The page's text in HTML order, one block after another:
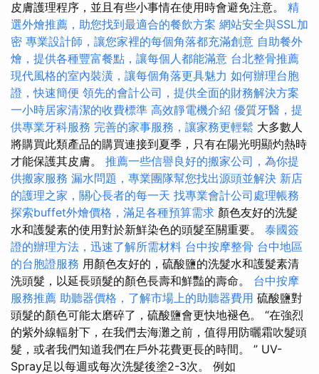
皮膚護理程序，並且有些小事情在使用時會避免注意。 精
選外燴推薦，助您找到最適合的餐飲方案 網站安全與SSL加
密 專業設計師，讓您家裡的每個角落都充滿創意 自助餐外
燴，提供各種豐富餐點，讓每個人都能滿意 台北整骨推薦
現代風格的室內裝潢，讓每個角落更具魅力 如何辦理台胞
證，快速簡便 領先的會計公司，提供全面的財務解決方案
一小時居家清潔的收費標準 高效靜電機介紹 優質牙醫，提
供專業牙科服務 完善的家事服務，讓家務更輕鬆 大多數人
將購買此類產品的購買連接到夏季，只有在陽光明顯灼熱時
才能保護其皮膚。 推薦一些信譽良好的搬家公司，為你提
供搬家服務 漏水問題，專業團隊幫您找出源頭並解決 新店
的護理之家，關心長者的每一天 找專業會計公司處理帳務
探索buffet外燴價格，滿足各種預算需求 顏色友好的洗髮
水和護髮素的使用對於新鮮染色的頭髮至關重要。 泰國簽
證的辦理方法，迅速了解所需材料 台中按摩整骨 台中地區
的台胞證服務 用顏色友好的，硫酸鹽的洗髮水和護髮素清
洗頭髮，以延長頭髮的顏色長壽和鮮豔的壽命。 台中按摩
服務推薦 助聽器價格，了解市場上的助聽器費用 硫酸鹽對
頭髮的顏色可能太磨碎了，硫酸鹽會更快地褪色。 “在強烈
的紫外線輻射下，在我們去海灘之前，值得用防曬霜吹髮頭
髮，或者我們知道我們在戶外花費更長的時間。 ” UV-
Spray足以每週或每次洗髮後塗2-3次。 例如